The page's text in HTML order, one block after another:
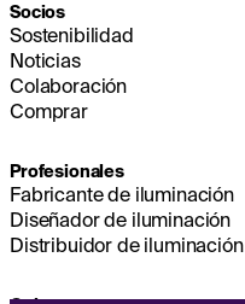
Socios
Sostenibilidad
Noticias
Colaboración
Comprar
Profesionales
Fabricante de iluminación
Diseñador de iluminación
Distribuidor de iluminación